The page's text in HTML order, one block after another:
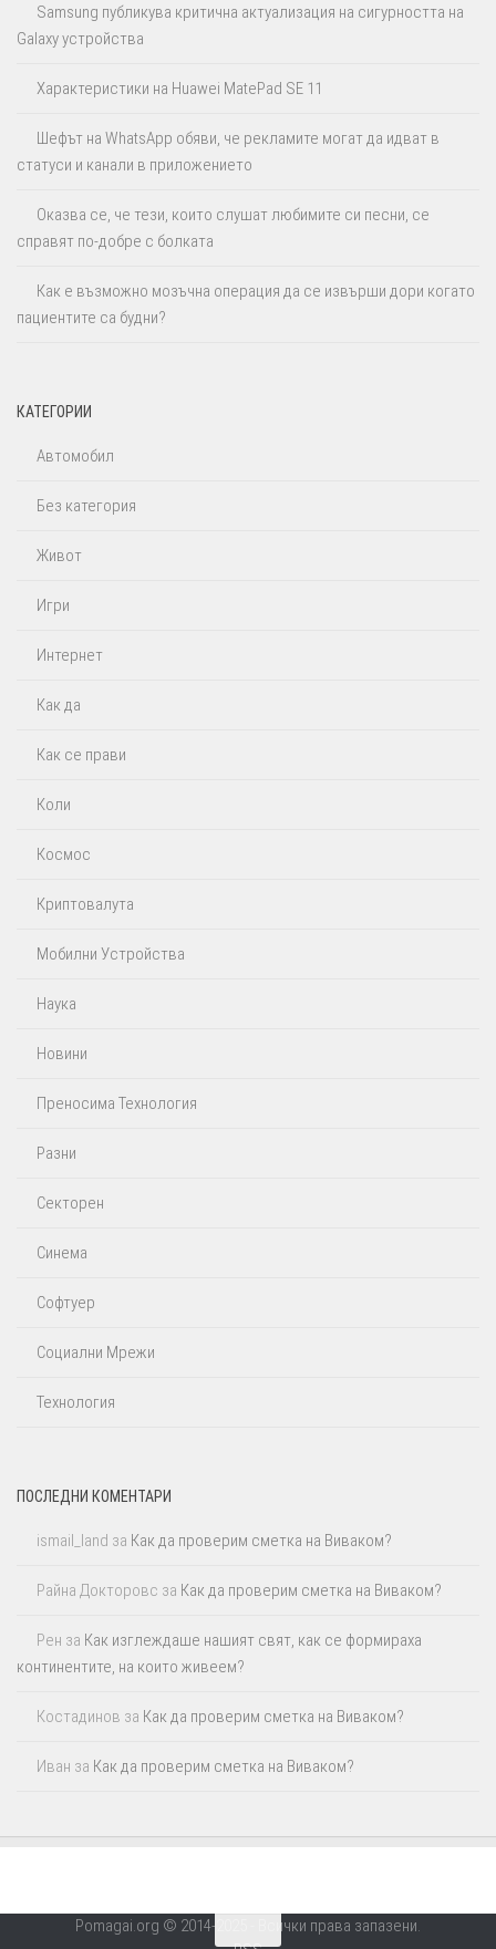
Samsung публикува критична актуализация на сигурността на
Galaxy устройства
Характеристики на Huawei MatePad SE 11
Шефът на WhatsApp обяви, че рекламите могат да идват в
статуси и канали в приложението
Оказва се, че тези, които слушат любимите си песни, се
справят по-добре с болката
Как е възможно мозъчна операция да се извърши дори когато
пациентите са будни?
КАТЕГОРИИ
Автомобил
Без категория
Живот
Игри
Интернет
Как да
Как се прави
Коли
Космос
Криптовалута
Мобилни Устройства
Наука
Новини
Преносима Технология
Разни
Секторен
Синема
Софтуер
Социални Мрежи
Технология
ПОСЛЕДНИ КОМЕНТАРИ
ismail_land за Как да проверим сметка на Виваком?
Райна Докторовс за Как да проверим сметка на Виваком?
Рен за Как изглеждаше нашият свят, как се формираха
континентите, на които живеем?
Костадинов за Как да проверим сметка на Виваком?
Иван за Как да проверим сметка на Виваком?
Pomagai.org © 2014-2025 - Всички права запазени.